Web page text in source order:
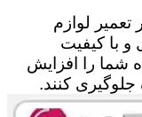
لوازم
و با کیفیت
شما را افزایش
جلوگیری کنند.